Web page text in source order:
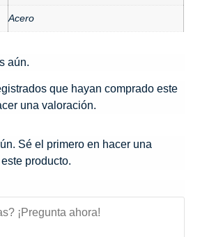
Acero
aún.
que hayan comprado este
una valoración.
Sé el primero en hacer una
producto.